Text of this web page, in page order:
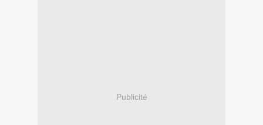
Publicité